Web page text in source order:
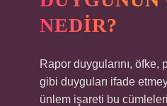
NEDIR?
Rapor duygularını, öfke,
gibi duyguları ifade
ünlem işareti bu